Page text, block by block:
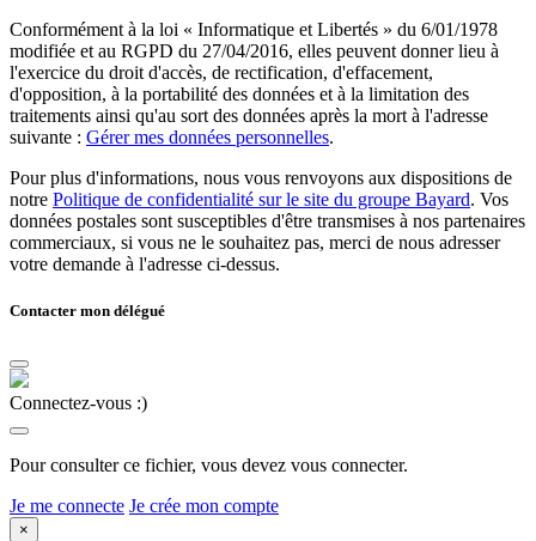
Conformément à la loi « Informatique et Libertés » du 6/01/1978
modifiée et au RGPD du 27/04/2016, elles peuvent donner lieu à
l'exercice du droit d'accès, de rectification, d'effacement,
d'opposition, à la portabilité des données et à la limitation des
traitements ainsi qu'au sort des données après la mort à l'adresse
suivante : Gérer mes données personnelles.
Pour plus d'informations, nous vous renvoyons aux dispositions de
notre Politique de confidentialité sur le site du groupe Bayard. Vos
données postales sont susceptibles d'être transmises à nos partenaires
commerciaux, si vous ne le souhaitez pas, merci de nous adresser
votre demande à l'adresse ci-dessus.
Contacter mon délégué
Connectez-vous :)
Pour consulter ce fichier, vous devez vous connecter.
Je me connecte Je crée mon compte
×